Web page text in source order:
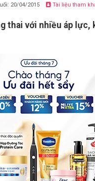
20/04/2015 Tài liệu tham
thai với nhiều áp lực,